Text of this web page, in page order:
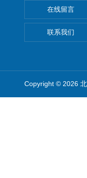
在线留言
联系我们
Copyright © 2026